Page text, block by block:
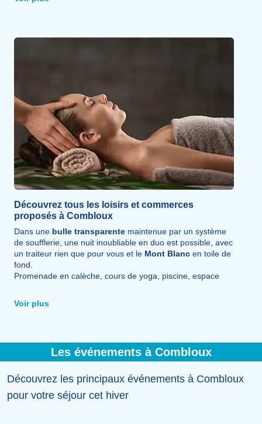
inclusle lendemain.
comme la motoneige, pilotée soi-même sur un circuit
Découvrez tous les loisirs et commerces
proposés à Combloux
Dans une bulle transparente maintenue par un système
de soufflerie, une nuit inoubliable en duo est possible, avec
un traiteur rien que pour vous et le Mont Blanc en toile de
fond.
Promenade en calèche, cours de yoga, piscine, espace
patinoire et animations sont autant d'occasions de se
détendre
gastronomie savoyarde: fondue, tartiflette, raclette...
Voir plus
Les événements à Combloux
Découvrez les principaux événements à Combloux
pour votre séjour cet hiver